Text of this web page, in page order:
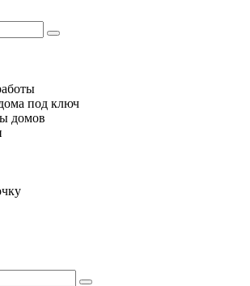
под ключ
домов